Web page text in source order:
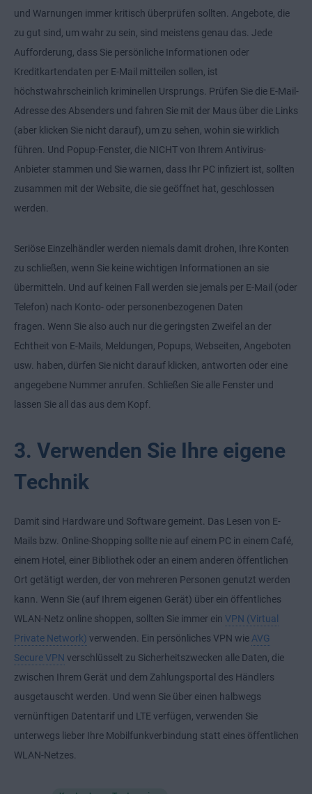
und Warnungen immer kritisch überprüfen sollten. Angebote, die
zu gut sind, um wahr zu sein, sind meistens genau das. Jede
Aufforderung, dass Sie persönliche Informationen oder
Kreditkartendaten per E-Mail mitteilen sollen, ist
höchstwahrscheinlich kriminellen Ursprungs. Prüfen Sie die E-Mail-
Adresse des Absenders und fahren Sie mit der Maus über die Links
(aber klicken Sie nicht darauf), um zu sehen, wohin sie wirklich
führen. Und Popup-Fenster, die NICHT von Ihrem Antivirus-
Anbieter stammen und Sie warnen, dass Ihr PC infiziert ist, sollten
zusammen mit der Website, die sie geöffnet hat, geschlossen
werden.
Seriöse Einzelhändler werden niemals damit drohen, Ihre Konten
zu schließen, wenn Sie keine wichtigen Informationen an sie
übermitteln. Und auf keinen Fall werden sie jemals per E-Mail (oder
Telefon) nach Konto- oder personenbezogenen Daten
fragen. Wenn Sie also auch nur die geringsten Zweifel an der
Echtheit von E-Mails, Meldungen, Popups, Webseiten, Angeboten
usw. haben, dürfen Sie nicht darauf klicken, antworten oder eine
angegebene Nummer anrufen. Schließen Sie alle Fenster und
lassen Sie all das aus dem Kopf.
3. Verwenden Sie Ihre eigene
Technik
Damit sind Hardware und Software gemeint. Das Lesen von E-
Mails bzw. Online-Shopping sollte nie auf einem PC in einem Café,
einem Hotel, einer Bibliothek oder an einem anderen öffentlichen
Ort getätigt werden, der von mehreren Personen genutzt werden
kann. Wenn Sie (auf Ihrem eigenen Gerät) über ein öffentliches
WLAN-Netz online shoppen, sollten Sie immer ein VPN (Virtual
Private Network) verwenden. Ein persönliches VPN wie AVG
Secure VPN verschlüsselt zu Sicherheitszwecken alle Daten, die
zwischen Ihrem Gerät und dem Zahlungsportal des Händlers
ausgetauscht werden. Und wenn Sie über einen halbwegs
vernünftigen Datentarif und LTE verfügen, verwenden Sie
unterwegs lieber Ihre Mobilfunkverbindung statt eines öffentlichen
WLAN-Netzes.